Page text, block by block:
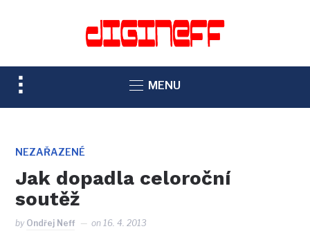
TOGGLE
SIDEBAR
NAVIGATION
MENU
NEZAŘAZENÉ
Jak dopadla celoroční
soutěž
by Ondřej Neff on16. 4. 2013